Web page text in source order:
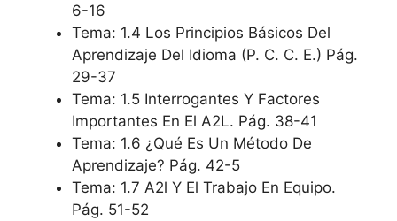
6-16
Tema: 1.4 Los Principios Básicos Del
Aprendizaje Del Idioma (P. C. C. E.) Pág.
29-37
Tema: 1.5 Interrogantes Y Factores
Importantes En El A2L. Pág. 38-41
Tema: 1.6 ¿Qué Es Un Método De
Aprendizaje? Pág. 42-5
Tema: 1.7 A2l Y El Trabajo En Equipo.
Pág. 51-52